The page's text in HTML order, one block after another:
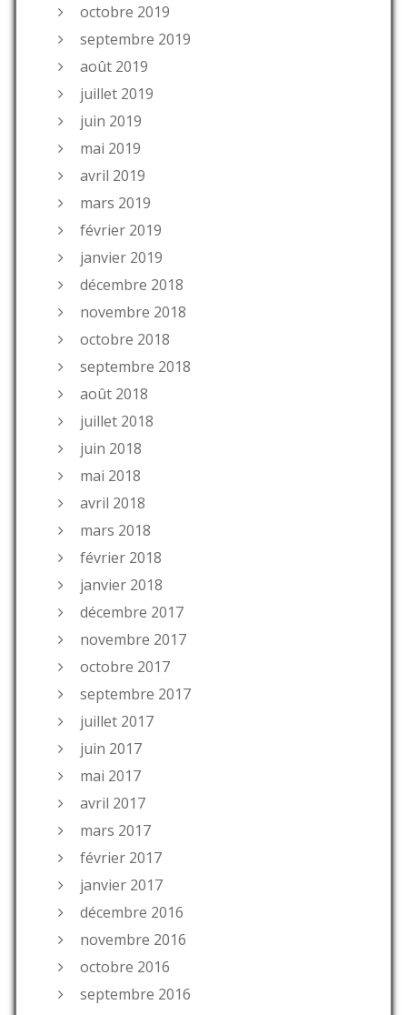
octobre 2019
septembre 2019
août 2019
juillet 2019
juin 2019
mai 2019
avril 2019
mars 2019
février 2019
janvier 2019
décembre 2018
novembre 2018
octobre 2018
septembre 2018
août 2018
juillet 2018
juin 2018
mai 2018
avril 2018
mars 2018
février 2018
janvier 2018
décembre 2017
novembre 2017
octobre 2017
septembre 2017
juillet 2017
juin 2017
mai 2017
avril 2017
mars 2017
février 2017
janvier 2017
décembre 2016
novembre 2016
octobre 2016
septembre 2016